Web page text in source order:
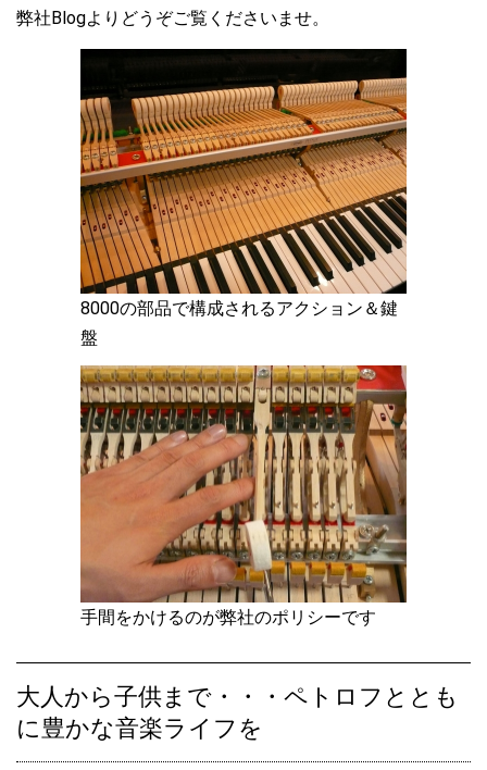
弊社Blogよりどうぞご覧くださいませ。
8000の部品で構成されるアクション＆鍵
盤
手間をかけるのが弊社のポリシーです
大人から子供まで・・・ペトロフととも
に豊かな音楽ライフを